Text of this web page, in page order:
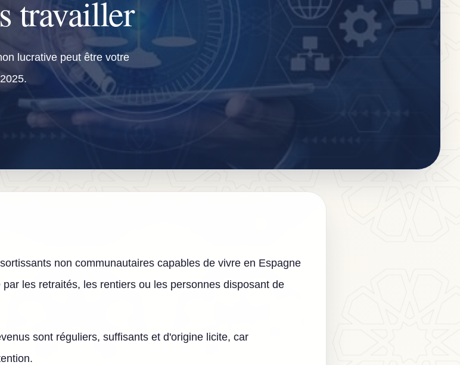
travailler
lucrative peut être votre
non communautaires capables de vivre en Espagne
les retraités, les rentiers ou les personnes disposant de
sont réguliers, suffisants et d'origine licite, car